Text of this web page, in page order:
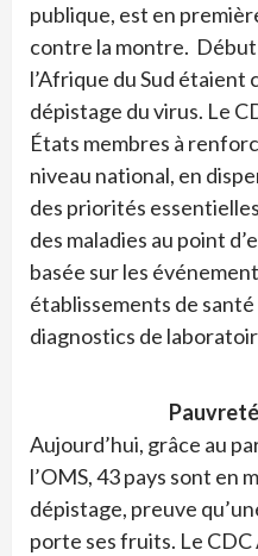
publique, est en
contre la montre. Début
l’Afrique du Sud étaient
dépistage du virus. Le
États membres à
niveau national, en
des priorités
des maladies au point
basée sur les
établissements de
diagnostics de
Aujourd’hui, grâce au
l’OMS, 43 pays sont en
dépistage, preuve
porte ses fruits. Le